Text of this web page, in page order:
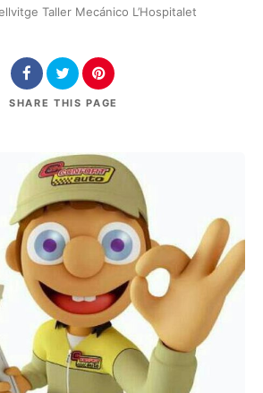
Taller Mecánico L’Hospitalet
SHARE THIS PAGE